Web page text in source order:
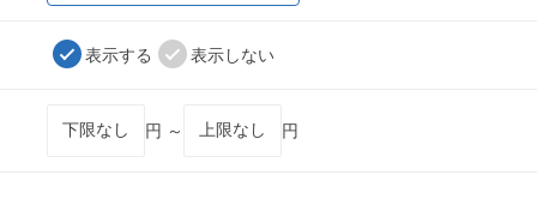
表示する 表示しない
円 ～ 円